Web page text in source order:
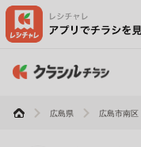
広島県 広島市南区